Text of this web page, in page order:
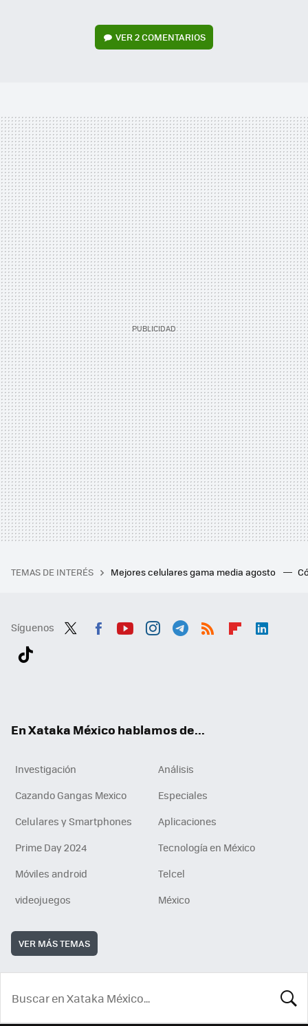
VER2 COMENTARIOS
TEMAS DE INTERÉS Mejores celulares gama media agosto
Síguenos
En Xataka México hablamos de...
Investigación
Análisis
Cazando Gangas Mexico
Especiales
Celulares y Smartphones
Aplicaciones
Prime Day 2024
Tecnología en México
Móviles android
Telcel
videojuegos
México
VER MÁS TEMAS